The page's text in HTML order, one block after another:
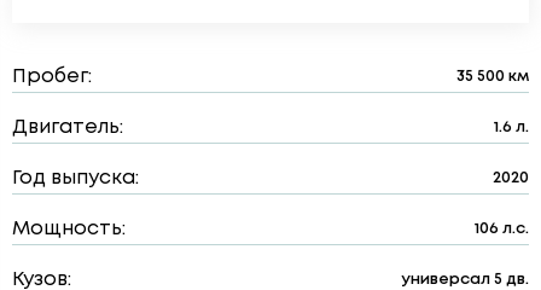
Пробег: 35 500 км
Двигатель: 1.6 л.
Год выпуска: 2020
Мощность: 106 л.с.
Кузов: универсал 5 дв.